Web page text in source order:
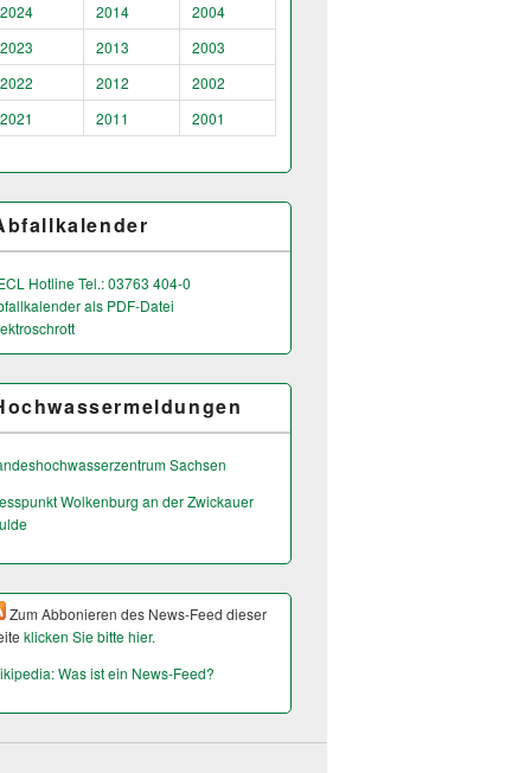
2024
2014
2004
2023
2013
2003
2022
2012
2002
2021
2011 2001
Hotline Tel.: 03763 404-0
als PDF-Datei
Sachsen
Wolkenburg an der Zwickauer
Zum Abbonieren des News-Feed dieser
klicken Sie bitte hier.
Was ist ein News-Feed?